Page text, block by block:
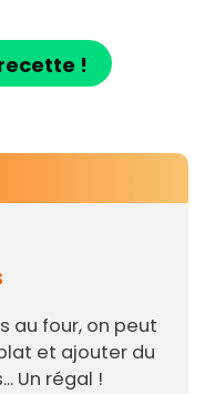
!
au four, on peut
et ajouter du
Un régal !